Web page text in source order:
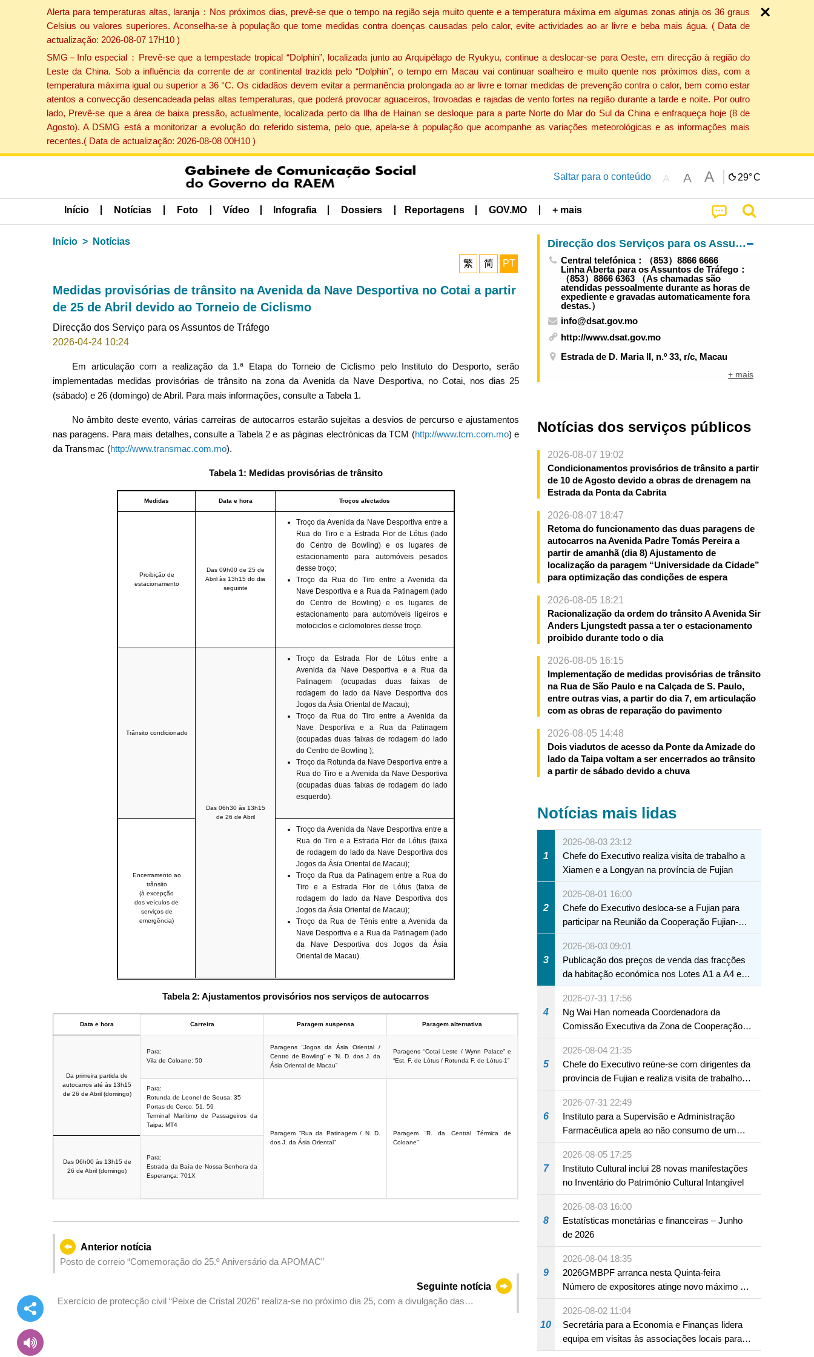
Alerta para temperaturas altas, laranja：Nos próximos dias, prevê-se que o tempo na região seja muito quente e a temperatura máxima em algumas zonas atinja os 36 graus
Celsius ou valores superiores. Aconselha-se à população que tome medidas contra doenças causadas pelo calor, evite actividades ao ar livre e beba mais água. ( Data de
actualização: 2026-08-07 17H10 )
SMG－Info especial：Prevê-se que a tempestade tropical “Dolphin”, localizada junto ao Arquipélago de Ryukyu, continue a deslocar-se para Oeste, em direcção à região do
Leste da China. Sob a influência da corrente de ar continental trazida pelo “Dolphin”, o tempo em Macau vai continuar soalheiro e muito quente nos próximos dias, com a
temperatura máxima igual ou superior a 36 °C. Os cidadãos devem evitar a permanência prolongada ao ar livre e tomar medidas de prevenção contra o calor, bem como estar
atentos a convecção desencadeada pelas altas temperaturas, que poderá provocar aguaceiros, trovoadas e rajadas de vento fortes na região durante a tarde e noite. Por outro
lado, Prevê-se que a área de baixa pressão, actualmente, localizada perto da Ilha de Hainan se desloque para a parte Norte do Mar do Sul da China e enfraqueça hoje (8 de
Agosto). A DSMG está a monitorizar a evolução do referido sistema, pelo que, apela-se à população que acompanhe as variações meteorológicas e as informações mais
recentes.( Data de actualização: 2026-08-08 00H10 )
Saltar para o conteúdo A A A 29°C
Início Notícias Foto Vídeo Infografia Dossiers Reportagens GOV.MO + mais
Início Notícias
繁 简 PT
Medidas provisórias de trânsito na Avenida da Nave Desportiva no Cotai a partir
de 25 de Abril devido ao Torneio de Ciclismo
Direcção dos Serviço para os Assuntos de Tráfego
2026-04-24 10:24
Em articulação com a realização da 1.ª Etapa do Torneio de Ciclismo pelo Instituto do Desporto, serão
implementadas medidas provisórias de trânsito na zona da Avenida da Nave Desportiva, no Cotai, nos dias 25
(sábado) e 26 (domingo) de Abril. Para mais informações, consulte a Tabela 1.
No âmbito deste evento, várias carreiras de autocarros estarão sujeitas a desvios de percurso e ajustamentos
nas paragens. Para mais detalhes, consulte a Tabela 2 e as páginas electrónicas da TCM (http://www.tcm.com.mo) e
da Transmac (http://www.transmac.com.mo).
Tabela 1: Medidas provisórias de trânsito
Medidas Data e hora Troços afectados
Proibição de
estacionamento
Das 09h00 de 25 de
Abril às 13h15 do dia
seguinte
Troço da Avenida da Nave Desportiva entre a
Rua do Tiroe a Estrada Flor de Lótus (lado
do Centro de Bowling) e os lugares de
estacionamento para automóveis pesados
desse troço;
Troço da
Rua do Tiro entre aAvenida da
Nave Desportiva e a Rua da Patinagem(lado
do Centro de Bowling) e os lugares de
estacionamento para automóveis ligeiros e
motociclos e ciclomotores desse troço.
Trânsito condicionado
Das 06h30 às 13h15
de 26 de Abril
Troço da Estrada Flor de Lótus entre a
Avenida da Nave Desportiva e a
Rua da
Patinagem (ocupadas duas faixas de
rodagem do lado da Nave Desportiva dos
Jogos da Ásia Oriental de Macau);
Troço da
Rua do Tiro entre aAvenida da
Nave Desportivae a
Rua da Patinagem
(ocupadas duas faixas de rodagem do lado
do Centro de Bowling );
Troço da Rotunda da Nave Desportiva entre a
Rua do Tiro e a Avenida da Nave Desportiva
(ocupadas duas faixas de rodagem do lado
esquerdo).
Encerramento ao
trânsito
(à excepção
dos veículos de
serviços de
emergência)
Troço da Avenida da Nave Desportiva entre a
Rua do Tiro e a Estrada Flor de Lótus (faixa
de rodagem do lado da Nave Desportiva dos
Jogos da Ásia Oriental de Macau);
Troço da Rua da Patinagementre a Rua do
Tiro e a Estrada Flor de Lótus (faixa de
rodagem do lado da Nave Desportiva dos
Jogos da Ásia Oriental de Macau);
Troço da Rua de Ténis entre aAvenida da
Nave Desportiva e a Rua da Patinagem(lado
da
Nave Desportiva dos Jogos da Ásia
Oriental de Macau).
Tabela 2: Ajustamentos provisórios nos serviços de autocarros
Data e hora Carreira Paragem suspensa Paragem alternativa
Da primeira partida de
autocarros até às 13h15
de 26 de Abril (domingo)
Para:
Vila de Coloane: 50
Paragens “Jogos da Ásia Oriental /
Centro de Bowling” e “N. D. dos J. da
Ásia Oriental de Macau”
Paragens “Cotai Leste / Wynn Palace” e
“Est. F. de Lótus / Rotunda F. de Lótus-1”
Para:
Rotunda de Leonel de Sousa: 35
Portas do Cerco: 51, 59
Terminal Marítimo de Passageiros da
Taipa: MT4
Paragem “Rua da Patinagem / N. D.
dos J. da Ásia Oriental”
Paragem “R. da Central Térmica de
Coloane”
Das 06h00 às 13h15 de
26 de Abril (domingo)
Para:
Estrada da Baía de Nossa Senhora da
Esperança: 701X
Anterior notícia
Posto de correio “Comemoração do 25.º Aniversário da APOMAC”
Seguinte notícia
Exercício de protecção civil “Peixe de Cristal 2026” realiza-se no próximo dia 25, com a divulgação das
Direcção dos Serviços para os Assuntos de Tráfego
Central telefónica：（853）8866 6666
Linha Aberta para os Assuntos de Tráfego：
（853）8866 6363 （As chamadas são
atendidas pessoalmente durante as horas de
expediente e gravadas automaticamente fora
destas.）
info@dsat.gov.mo
http://www.dsat.gov.mo
Estrada de D. Maria II, n.º 33, r/c, Macau
+ mais
Notícias dos serviços públicos
2026-08-07 19:02
Condicionamentos provisórios de trânsito a partir
de 10 de Agosto devido a obras de drenagem na
Estrada da Ponta da Cabrita
2026-08-07 18:47
Retoma do funcionamento das duas paragens de
autocarros na Avenida Padre Tomás Pereira a
partir de amanhã (dia 8) Ajustamento de
localização da paragem “Universidade da Cidade”
para optimização das condições de espera
2026-08-05 18:21
Racionalização da ordem do trânsito A Avenida Sir
Anders Ljungstedt passa a ter o estacionamento
proibido durante todo o dia
2026-08-05 16:15
Implementação de medidas provisórias de trânsito
na Rua de São Paulo e na Calçada de S. Paulo,
entre outras vias, a partir do dia 7, em articulação
com as obras de reparação do pavimento
2026-08-05 14:48
Dois viadutos de acesso da Ponte da Amizade do
lado da Taipa voltam a ser encerrados ao trânsito
a partir de sábado devido a chuva
Notícias mais lidas
1
2026-08-03 23:12
Chefe do Executivo realiza visita de trabalho a
Xiamen e a Longyan na província de Fujian
2
2026-08-01 16:00
Chefe do Executivo desloca-se a Fujian para
participar na Reunião da Cooperação Fujian-
Macau
3
2026-08-03 09:01
Publicação dos preços de venda das fracções
da habitação económica nos Lotes A1 a A4 e
A12 da Zona A dos Novos Aterros
4
2026-07-31 17:56
Ng Wai Han nomeada Coordenadora da
Comissão Executiva da Zona de Cooperação
Aprofundada entre Guangdong e Macau em
Hengqin
5
2026-08-04 21:35
Chefe do Executivo reúne-se com dirigentes da
província de Fujian e realiza visita de trabalho
em Fuzhou
6
2026-07-31 22:49
Instituto para a Supervisão e Administração
Farmacêutica apela ao não consumo de um
produto com substâncias medicamentosas
ocidentais
7
2026-08-05 17:25
Instituto Cultural inclui 28 novas manifestações
no Inventário do Património Cultural Intangível
8
2026-08-03 16:00
Estatísticas monetárias e financeiras – Junho
de 2026
9
2026-08-04 18:35
2026GMBPF arranca nesta Quinta-feira
Número de expositores atinge novo máximo em
18 anos
10
2026-08-02 11:04
Secretária para a Economia e Finanças lidera
equipa em visitas às associações locais para
consolidar consensos e promover os trabalhos